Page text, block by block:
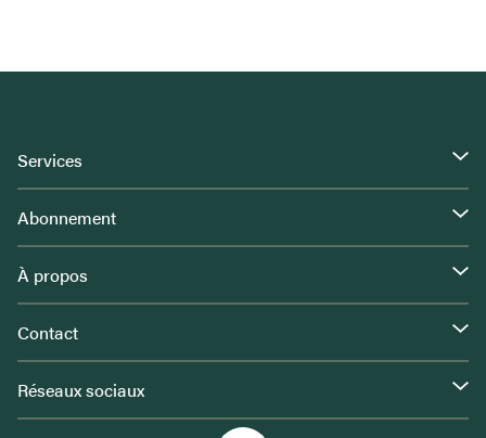
Services
Abonnement
À propos
Contact
Réseaux sociaux